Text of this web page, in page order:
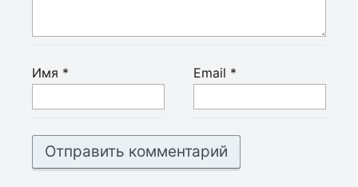
Имя * Email *